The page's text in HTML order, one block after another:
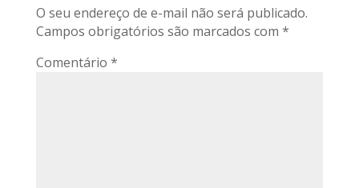
O seu endereço de e-mail não será publicado.
Campos obrigatórios são marcados com *
Comentário *